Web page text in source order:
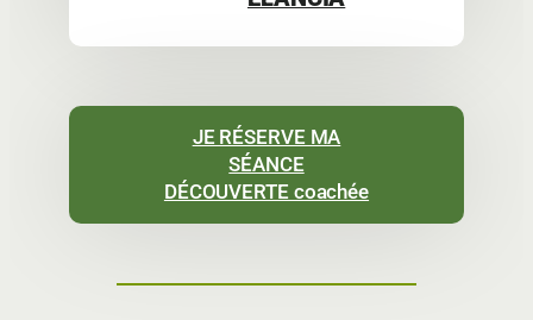
JE RÉSERVE MA
SÉANCE
DÉCOUVERTE coachée